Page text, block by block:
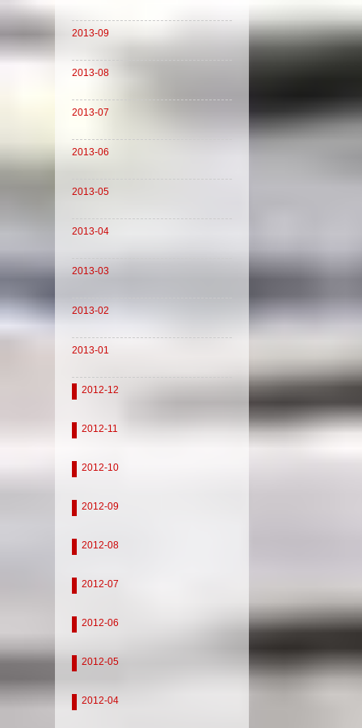
2013-09
2013-08
2013-07
2013-06
2013-05
2013-04
2013-03
2013-02
2013-01
2012-12
2012-11
2012-10
2012-09
2012-08
2012-07
2012-06
2012-05
2012-04